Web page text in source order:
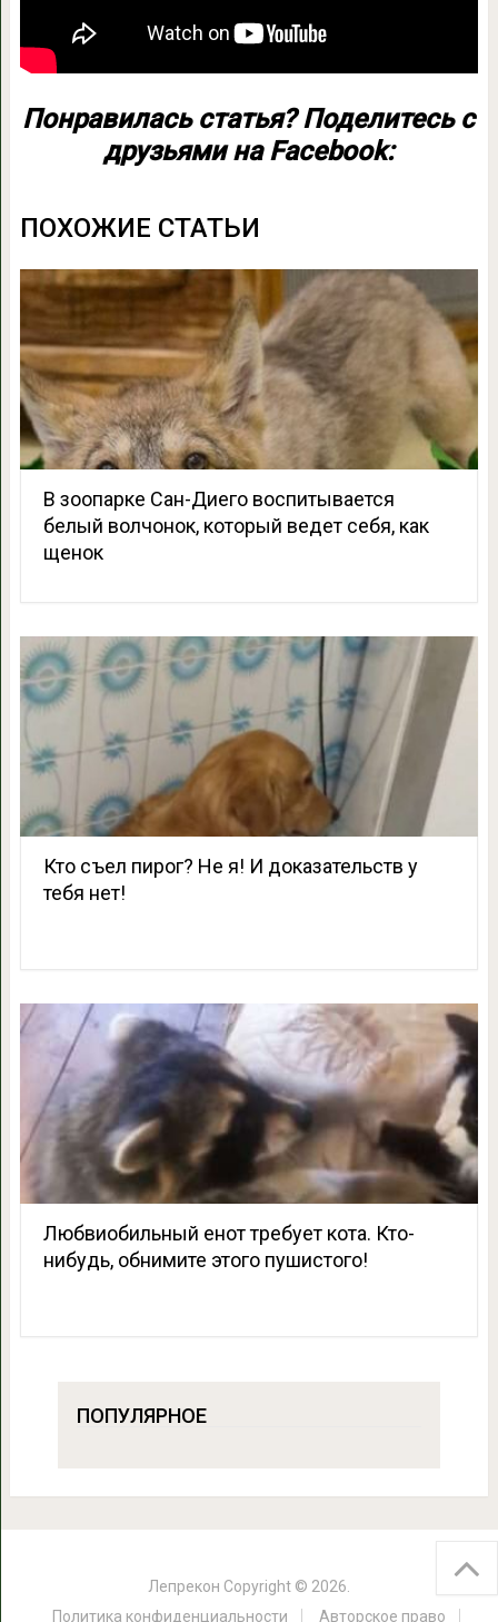
Понравилась статья? Поделитесь с
друзьями на Facebook:
ПОХОЖИЕ СТАТЬИ
В зоопарке Сан-Диего воспитывается
белый волчонок, который ведет себя, как
щенок
Кто съел пирог? Не я! И доказательств у
тебя нет!
Любвиобильный енот требует кота. Кто-
нибудь, обнимите этого пушистого!
ПОПУЛЯРНОЕ
Лепрекон Copyright © 2026.
Политика конфиденциальности
Авторское право